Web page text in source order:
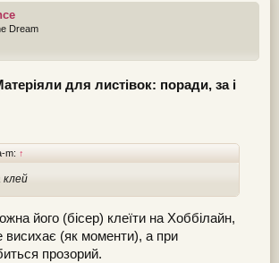
Dream
для листівок: поради, за і
m: ↑
клей
його (бісер) клеїти на Хоббілайн,
висихає (як моменти), а при
прозорий.